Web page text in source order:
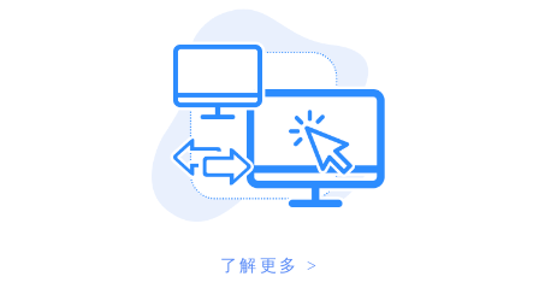
了解更多 >